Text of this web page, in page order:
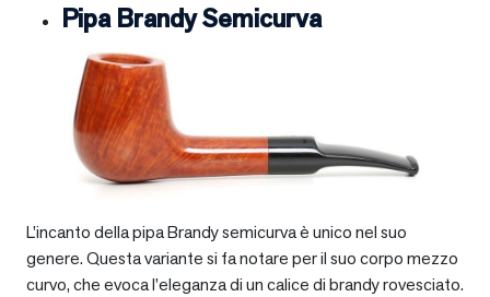
Pipa Brandy Semicurva
L’incanto della pipa Brandy semicurva è unico nel suo
genere. Questa variante si fa notare per il suo corpo mezzo
curvo, che evoca l’eleganza di un calice di brandy rovesciato.